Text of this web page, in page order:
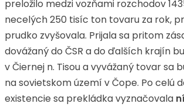
preložilo medzi vozňami rozchodov
necelých 250 tisíc ton tovaru za rok,
prudko zvyšovala. Prijala sa pritom
dovážaný do ČSR a do ďalších krajín
v Čiernej n. Tisou a vyvážaný tovar sa
na sovietskom území v Čope. Po celú
existencie sa prekládka vyznačovala